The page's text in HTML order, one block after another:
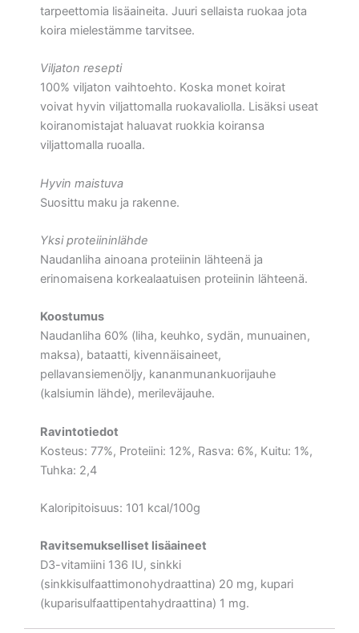
tarpeettomia lisäaineita. Juuri sellaista ruokaa jota
koira mielestämme tarvitsee.
Viljaton resepti
100% viljaton vaihtoehto. Koska monet koirat
voivat hyvin viljattomalla ruokavaliolla. Lisäksi useat
koiranomistajat haluavat ruokkia koiransa
viljattomalla ruoalla.
Hyvin maistuva
Suosittu maku ja rakenne.
Yksi proteiininlähde
Naudanliha ainoana proteiinin lähteenä ja
erinomaisena korkealaatuisen proteiinin lähteenä.
Koostumus
Naudanliha 60% (liha, keuhko, sydän, munuainen,
maksa), bataatti, kivennäisaineet,
pellavansiemenöljy, kananmunankuorijauhe
(kalsiumin lähde), merileväjauhe.
Ravintotiedot
Kosteus: 77%, Proteiini: 12%, Rasva: 6%, Kuitu: 1%,
Tuhka: 2,4
Kaloripitoisuus: 101 kcal/100g
Ravitsemukselliset lisäaineet
D3-vitamiini 136 IU, sinkki
(sinkkisulfaattimonohydraattina) 20 mg, kupari
(kuparisulfaattipentahydraattina) 1 mg.